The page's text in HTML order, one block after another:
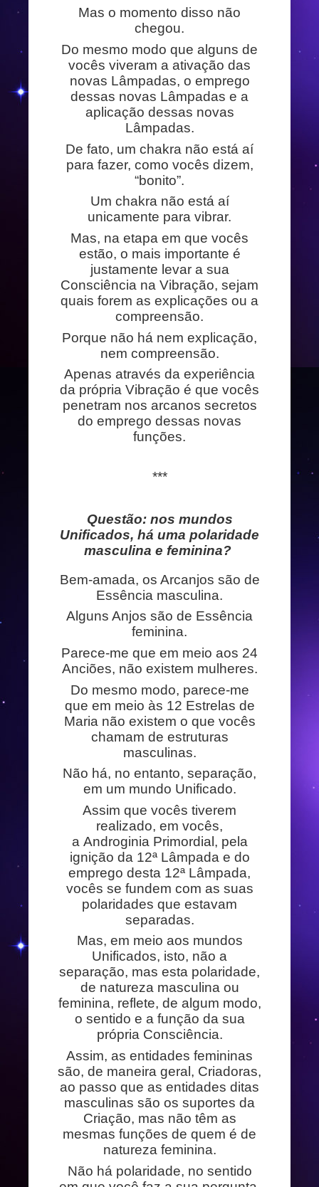
Mas o momento disso não
chegou.
Do mesmo modo que alguns de
vocês viveram a ativação das
novas Lâmpadas, o emprego
dessas novas Lâmpadas e a
aplicação dessas novas
Lâmpadas.
De fato, um chakra não está aí
para fazer, como vocês dizem,
“bonito”.
Um chakra não está aí
unicamente para vibrar.
Mas, na etapa em que vocês
estão, o mais importante é
justamente levar a sua
Consciência na Vibração, sejam
quais forem as explicações ou a
compreensão.
Porque não há nem explicação,
nem compreensão.
Apenas através da experiência
da própria Vibração é que vocês
penetram nos arcanos secretos
do emprego dessas novas
funções.
***
Questão: nos mundos
Unificados, há uma polaridade
masculina e feminina?
Bem-amada, os Arcanjos são de
Essência masculina.
Alguns Anjos são de Essência
feminina.
Parece-me que em meio aos 24
Anciões, não existem mulheres.
Do mesmo modo, parece-me
que em meio às 12 Estrelas de
Maria não existem o que vocês
chamam de estruturas
masculinas.
Não há, no entanto, separação,
em um mundo Unificado.
Assim que vocês tiverem
realizado, em vocês,
a Androginia Primordial, pela
ignição da 12ª Lâmpada e do
emprego desta 12ª Lâmpada,
vocês se fundem com as suas
polaridades que estavam
separadas.
Mas, em meio aos mundos
Unificados, isto, não a
separação, mas esta polaridade,
de natureza masculina ou
feminina, reflete, de algum modo,
o sentido e a função da sua
própria Consciência.
Assim, as entidades femininas
são, de maneira geral, Criadoras,
ao passo que as entidades ditas
masculinas são os suportes da
Criação, mas não têm as
mesmas funções de quem é de
natureza feminina.
Não há polaridade, no sentido